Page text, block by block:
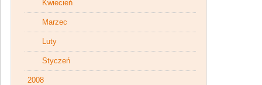
Kwiecień
Marzec
Luty
Styczeń
2008